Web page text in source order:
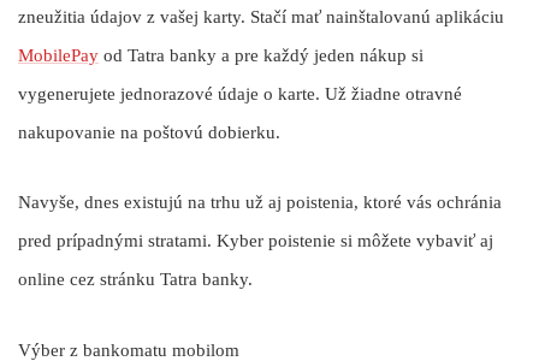
zneužitia údajov z vašej karty. Stačí mať nainštalovanú aplikáciu
MobilePay od Tatra banky a pre každý jeden nákup si
vygenerujete jednorazové údaje o karte. Už žiadne otravné
nakupovanie na poštovú dobierku.
Navyše, dnes existujú na trhu už aj poistenia, ktoré vás ochránia
pred prípadnými stratami. Kyber poistenie si môžete vybaviť aj
online cez stránku Tatra banky.
Výber z bankomatu mobilom